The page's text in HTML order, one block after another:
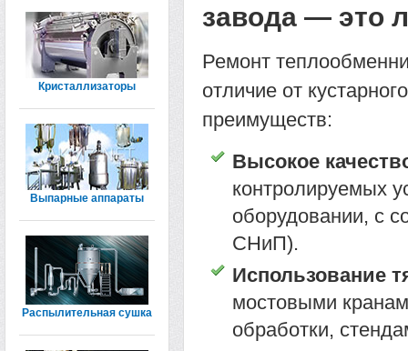
завода — это
Ремонт
отличие от
преимуществ:
Высокое
контролируемых
оборудовании, с
СНиП).
Использование
мостовыми
обработки,
Кристаллизаторы
Выпарные аппараты
Распылительная сушка